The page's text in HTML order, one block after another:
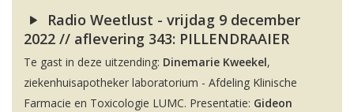
Radio Weetlust - vrijdag 9 december
2022 // aflevering 343: PILLENDRAAIER
Te gast in deze uitzending: Dinemarie Kweekel,
ziekenhuisapotheker laboratorium - Afdeling Klinische
Farmacie en Toxicologie LUMC. Presentatie: Gideon